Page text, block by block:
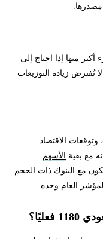
منها إذا احتاج إلى
تُفترض زيادة التوزيعات
الاقتصاد
مع بقية الأسهم
مع البنوك ذات الحجم
العام وحده.